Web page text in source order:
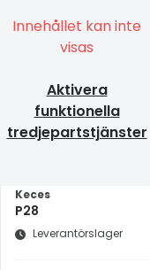
Innehållet kan inte
visas
Aktivera
funktionella
tredjepartstjänster
Keces
P28
Leverantörslager